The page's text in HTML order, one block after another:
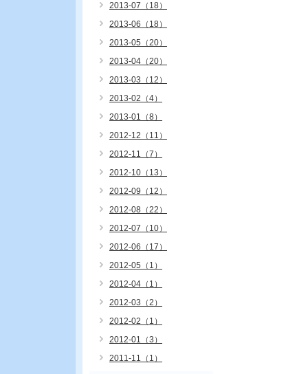
2013-07（18）
2013-06（18）
2013-05（20）
2013-04（20）
2013-03（12）
2013-02（4）
2013-01（8）
2012-12（11）
2012-11（7）
2012-10（13）
2012-09（12）
2012-08（22）
2012-07（10）
2012-06（17）
2012-05（1）
2012-04（1）
2012-03（2）
2012-02（1）
2012-01（3）
2011-11（1）